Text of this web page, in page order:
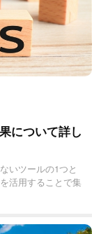
について詳し
いツールの1つと
活用することで集